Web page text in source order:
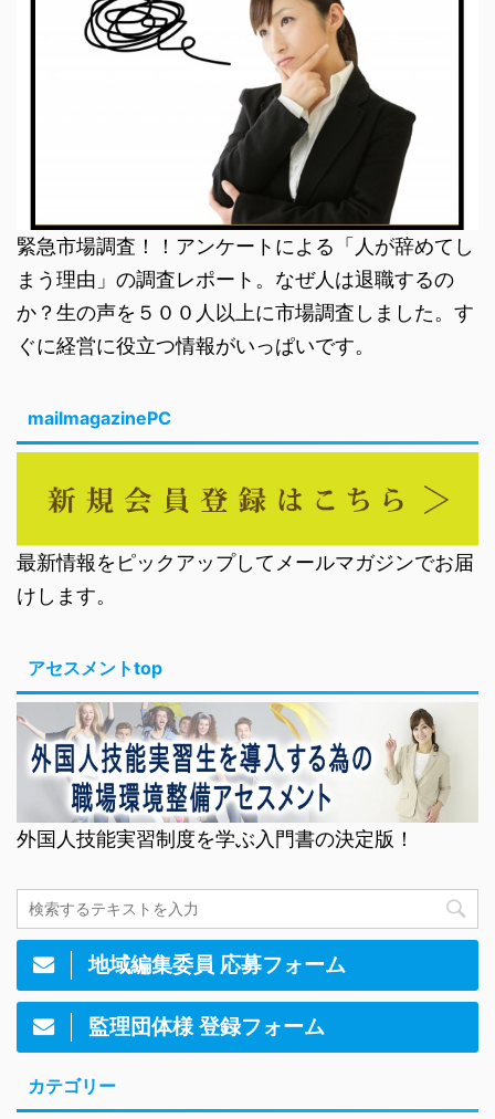
緊急市場調査！！アンケートによる「人が辞めてし
まう理由」の調査レポート。なぜ人は退職するの
か？生の声を５００人以上に市場調査しました。す
ぐに経営に役立つ情報がいっぱいです。
mailmagazinePC
最新情報をピックアップしてメールマガジンでお届
けします。
アセスメントtop
外国人技能実習制度を学ぶ入門書の決定版！
地域編集委員 応募フォーム
監理団体様 登録フォーム
カテゴリー